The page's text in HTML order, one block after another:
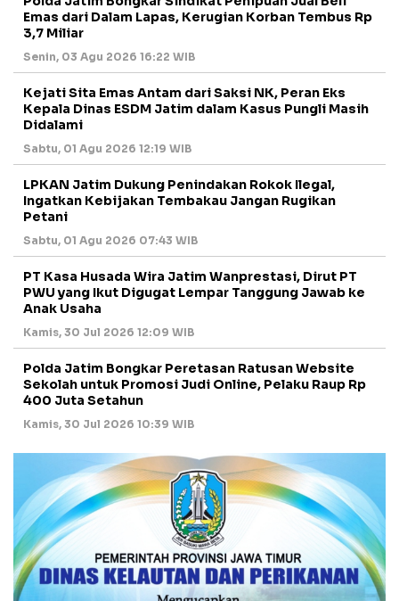
Emas dari Dalam Lapas, Kerugian Korban Tembus Rp
3,7 Miliar
Senin, 03 Agu 2026 16:22 WIB
Kejati Sita Emas Antam dari Saksi NK, Peran Eks
Kepala Dinas ESDM Jatim dalam Kasus Pungli Masih
Didalami
Sabtu, 01 Agu 2026 12:19 WIB
LPKAN Jatim Dukung Penindakan Rokok Ilegal,
Ingatkan Kebijakan Tembakau Jangan Rugikan
Petani
Sabtu, 01 Agu 2026 07:43 WIB
PT Kasa Husada Wira Jatim Wanprestasi, Dirut PT
PWU yang Ikut Digugat Lempar Tanggung Jawab ke
Anak Usaha
Kamis, 30 Jul 2026 12:09 WIB
Polda Jatim Bongkar Peretasan Ratusan Website
Sekolah untuk Promosi Judi Online, Pelaku Raup Rp
400 Juta Setahun
Kamis, 30 Jul 2026 10:39 WIB